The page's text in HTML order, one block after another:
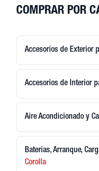
COMPRAR POR
Accesorios de Exterior
Accesorios de Interior
Aire Acondicionado y
Baterias, Arranque,
Corolla